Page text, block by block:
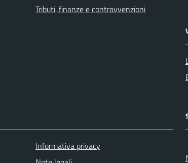
Tributi, finanze e contravvenzioni
Informativa privacy